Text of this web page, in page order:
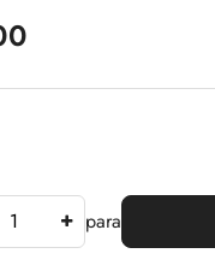
para